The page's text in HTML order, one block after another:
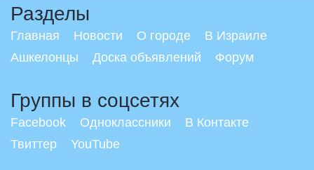
Разделы
Главная Новости О городе
В Израиле
Ашкелонцы
Доска объявлений Форум
Группы в соцсетях
Facebook Одноклассники
В Контакте
Твиттер
YouTube